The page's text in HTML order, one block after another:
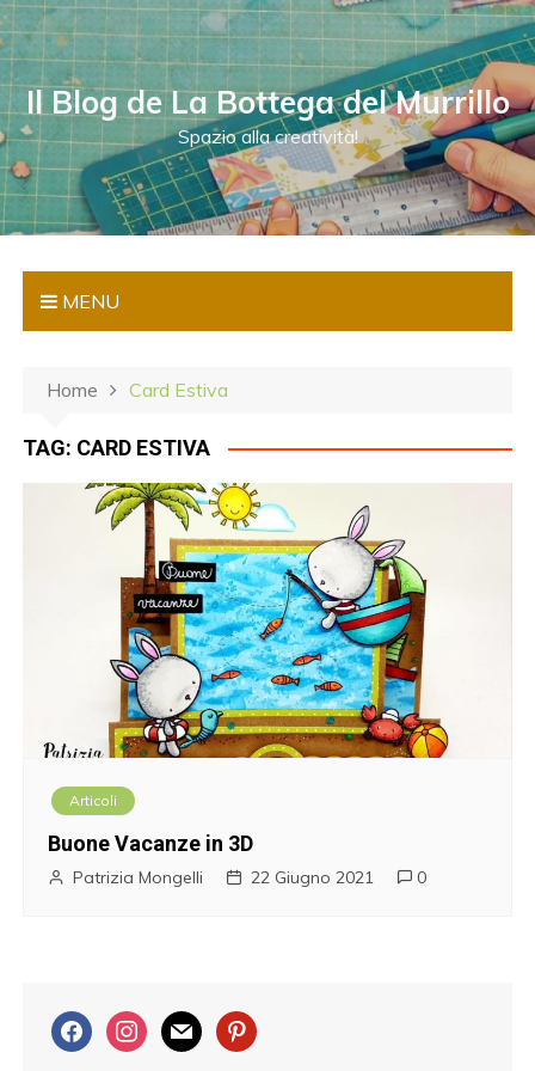
S
a
a
a
l
c
Il Blog de La Bottega del Murrillo
Spazio alla creatività!
MENU
Home Card Estiva
TAG: CARD ESTIVA
Articoli
Buone Vacanze in 3D
Patrizia Mongelli 22 Giugno 2021 0
f
a
i
n
m
a
p